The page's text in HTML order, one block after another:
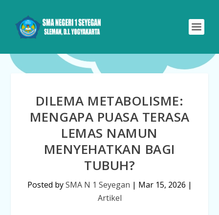
DILEMA METABOLISME:
MENGAPA PUASA TERASA
LEMAS NAMUN
MENYEHATKAN BAGI
TUBUH?
Posted bySMA N 1 Seyegan | Mar 15, 2026 |
Artikel